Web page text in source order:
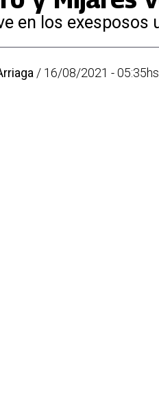
en los exesposos
/ 16/08/2021 - 05:35hs